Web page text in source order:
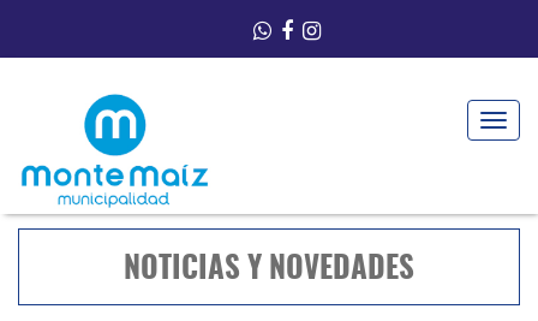
Toggle
NOTICIAS Y NOVEDADES